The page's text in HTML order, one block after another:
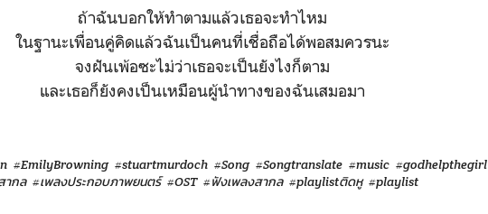
ถ้าฉันบอกให้ทำตามแล้วเธอจะทำไหม
ในฐานะเพื่อนคู่คิดแล้วฉันเป็นคนที่เชื่อถือได้พอสมควรนะ
จงฝันเพ้อซะไม่ว่าเธอจะเป็นยังไงก็ตาม
และเธอก็ยังคงเป็นเหมือนผู้นำทางของฉันเสมอมา
#EmilyBrowning #stuartmurdoch #Song #Songtranslate #music #godhelpthegirl
ากล #เพลงประกอบภาพยนตร์ #OST #ฟังเพลงสากล #playlistติดหู #playlist